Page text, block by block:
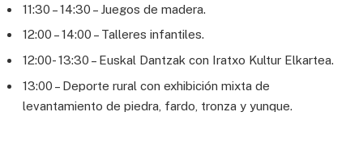
11:30 – 14:30 – Juegos de madera.
12:00 – 14:00 – Talleres infantiles.
12:00- 13:30 – Euskal Dantzak con Iratxo Kultur Elkartea.
13:00 – Deporte rural con exhibición mixta de
levantamiento de piedra, fardo, tronza y yunque.